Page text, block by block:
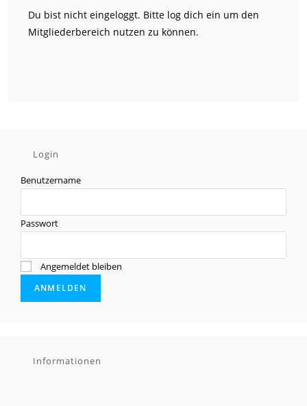
Du bist nicht eingeloggt. Bitte log dich ein um den
Mitgliederbereich nutzen zu können.
Login
Benutzername
Passwort
Angemeldet bleiben
Informationen